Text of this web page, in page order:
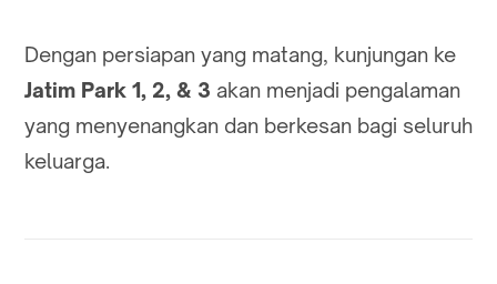
Dengan persiapan yang matang, kunjungan ke
Jatim Park 1, 2, & 3 akan menjadi pengalaman
yang menyenangkan dan berkesan bagi seluruh
keluarga.